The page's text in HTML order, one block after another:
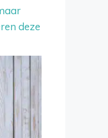
deze